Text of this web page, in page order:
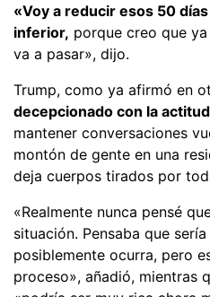
«Voy a reducir esos 50
inferior, porque creo que
va a pasar», dijo.
Trump, como ya afirmó en
decepcionado con la
mantener conversaciones
montón de gente en una
deja cuerpos tirados por
«Realmente nunca pensé
situación. Pensaba que
posiblemente ocurra, pero
proceso», añadió, mientras